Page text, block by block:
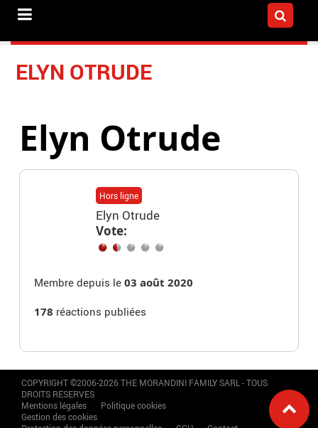
ELYN OTRUDE
Elyn Otrude
Hors ligne
Elyn Otrude
Vote:
Membre depuis le03 août 2020
178 réactions publiées
COPYRIGHT ©2006-2026 THE MORANDINI FAMILY SARL - TOUS
DROITS RESERVES
Mentions légales
Politique cookies
Gestion des cookies